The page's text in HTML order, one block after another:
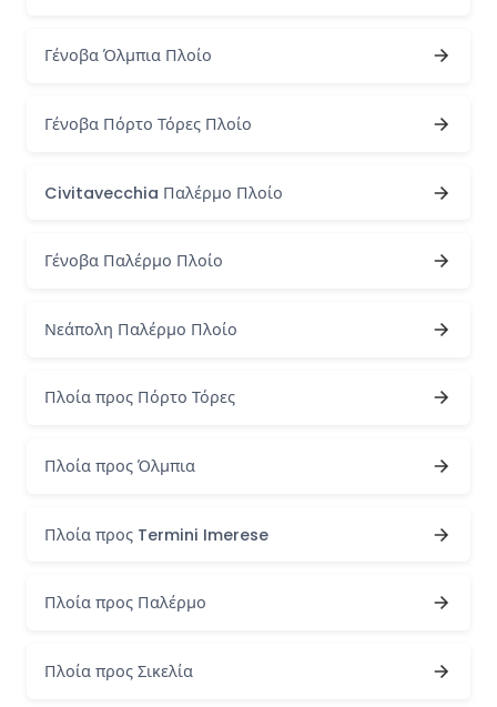
Γένοβα Όλμπια Πλοίο
Γένοβα Πόρτο Τόρες Πλοίο
Civitavecchia Παλέρμο Πλοίο
Γένοβα Παλέρμο Πλοίο
Νεάπολη Παλέρμο Πλοίο
Πλοία προς Πόρτο Τόρες
Πλοία προς Όλμπια
Πλοία προς Termini Imerese
Πλοία προς Παλέρμο
Πλοία προς Σικελία